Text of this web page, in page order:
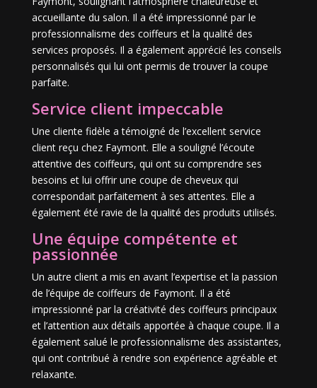
accueillante du salon. Il a été impressionné par le
professionnalisme des coiffeurs et la qualité des
services proposés. Il a également apprécié les conseils
personnalisés qui lui ont permis de trouver la coupe
parfaite.
Service client impeccable
Une cliente fidèle a témoigné de l’excellent service
client reçu chez Faymont. Elle a souligné l’écoute
attentive des coiffeurs, qui ont su comprendre ses
besoins et lui offrir une coupe de cheveux qui
correspondait parfaitement à ses attentes. Elle a
également été ravie de la qualité des produits utilisés.
Une équipe compétente et
passionnée
Un autre client a mis en avant l’expertise et la passion
de l’équipe de coiffeurs de Faymont. Il a été
impressionné par la créativité des coiffeurs principaux
et l’attention aux détails apportée à chaque coupe. Il a
également salué le professionnalisme des assistantes,
qui ont contribué à rendre son expérience agréable et
relaxante.